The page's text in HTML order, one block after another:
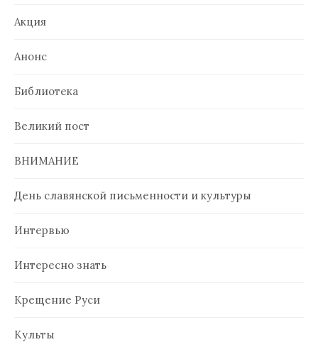
Акция
Анонс
Библиотека
Великий пост
ВНИМАНИЕ
День славянской письменности и культуры
Интервью
Интересно знать
Крещение Руси
Культы